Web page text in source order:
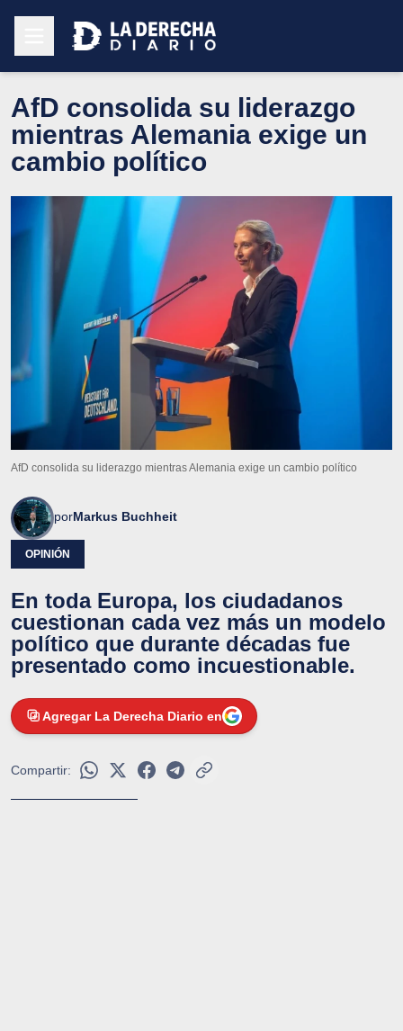
AfD consolida su liderazgo
mientras Alemania exige un
cambio político
AfD consolida su liderazgo mientras Alemania exige un cambio político
porMarkus Buchheit
OPINIÓN
En toda Europa, los ciudadanos
cuestionan cada vez más un modelo
político que durante décadas fue
presentado como incuestionable.
Agregar La Derecha Diario en
Compartir: